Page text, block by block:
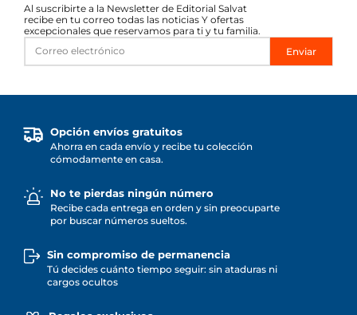
Al suscribirte a la Newsletter de Editorial Salvat
recibe en tu correo todas las noticias Y ofertas
excepcionales que reservamos para ti y tu familia.
Enviar
Opción envíos gratuitos
Ahorra en cada envío y recibe tu colección
cómodamente en casa.
No te pierdas ningún número
Recibe cada entrega en orden y sin preocuparte
por buscar números sueltos.
Sin compromiso de permanencia
Tú decides cuánto tiempo seguir: sin ataduras ni
cargos ocultos